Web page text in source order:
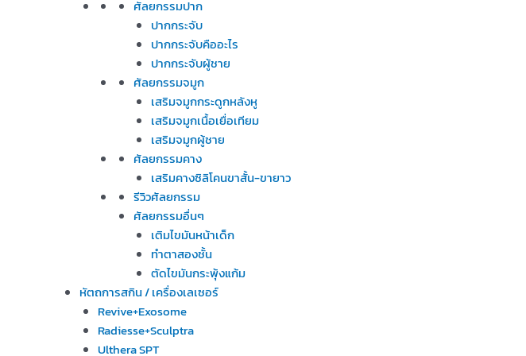
ศัลยกรรมปาก
ปากกระจับ
ปากกระจับคืออะไร
ปากกระจับผู้ชาย
ศัลยกรรมจมูก
เสริมจมูกกระดูกหลังหู
เสริมจมูกเนื้อเยื่อเทียม
เสริมจมูกผู้ชาย
ศัลยกรรมคาง
เสริมคางซิลิโคนขาสั้น-ขายาว
รีวิวศัลยกรรม
ศัลยกรรมอื่นๆ
เติมไขมันหน้าเด็ก
ทำตาสองชั้น
ตัดไขมันกระพุ้งแก้ม
หัตถการสกิน / เครื่องเลเซอร์
Revive+Exosome
Radiesse+Sculptra
Ulthera SPT